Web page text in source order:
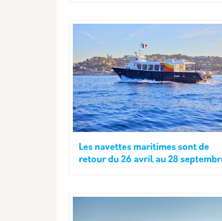
Les navettes maritimes sont de
retour du 26 avril au 28